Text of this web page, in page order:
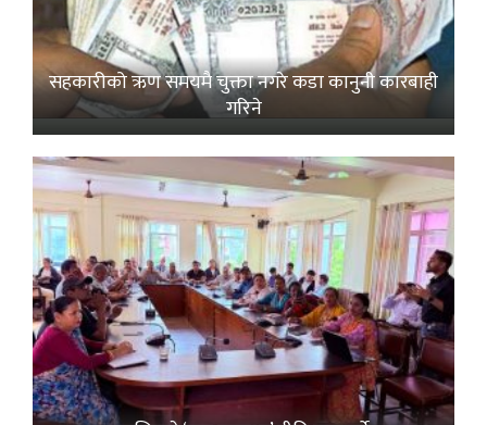
सहकारीको ऋण समयमै चुक्ता नगरे कडा कानुनी कारबाही
गरिने